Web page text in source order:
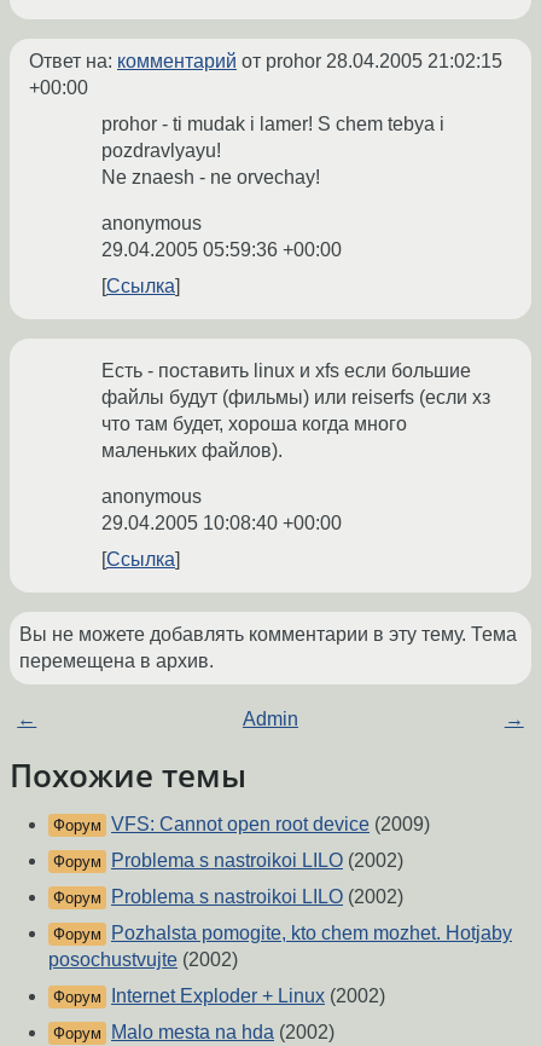
Ответ на: комментарий от prohor 28.04.2005 21:02:15
+00:00
prohor - ti mudak i lamer! S chem tebya i
pozdravlyayu!
Ne znaesh - ne orvechay!
anonymous
29.04.2005 05:59:36 +00:00
Ссылка
Есть - поставить linux и xfs если большие
файлы будут (фильмы) или reiserfs (если хз
что там будет, хороша когда много
маленьких файлов).
anonymous
29.04.2005 10:08:40 +00:00
Ссылка
Вы не можете добавлять комментарии в эту тему. Тема
перемещена в архив.
← Admin →
Похожие темы
Форум VFS: Cannot open root device (2009)
Форум Problema s nastroikoi LILO (2002)
Форум Problema s nastroikoi LILO (2002)
Форум
Pozhalsta pomogite, kto chem mozhet. Hotjaby
posochustvujte (2002)
Форум Internet Exploder + Linux (2002)
Форум Malo mesta na hda (2002)